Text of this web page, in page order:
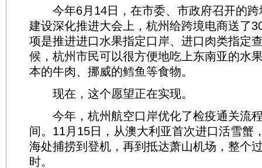
今年6月14日，在市委、市政府召开的跨
建设深化推进大会上，杭州给跨境电商送了
项是推进进口水果指定口岸、进口肉类指定
候，杭州市民可以很方便地吃上东南亚的水
本的牛肉、挪威的鳕鱼等食物。
现在，这个愿望正在实现。
今年，杭州航空口岸优化了检疫通关流
间。11月15日，从澳大利亚首次进口活雪蟹
海处捕捞到登机，再到抵达萧山机场，整个
时。